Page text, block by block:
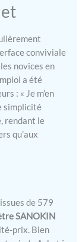
outil
de
pouvez :*
et
tableaux
de SpO2
et des
des
santé,
sur
santé : L
se
les
conviviale
novices en
a été
: « Je m’en
simplicité
rendant le
qu’aux
de 579
SANOKIN
prix. Bien